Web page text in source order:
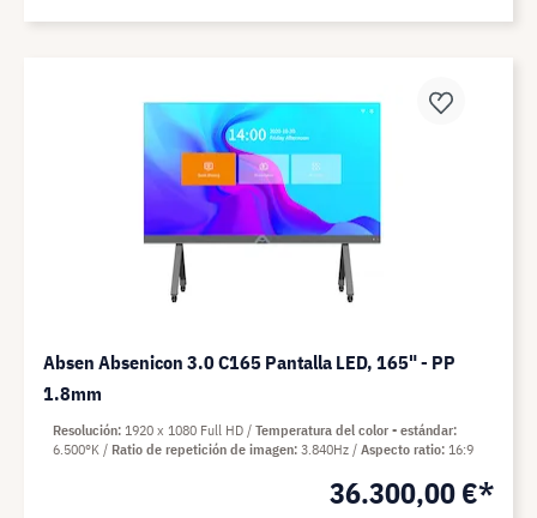
Absen Absenicon 3.0 C165 Pantalla LED, 165" - PP
1.8mm
36.300,00 €*
Resolución 1920 x 1080 Full HD
Temperatura del color - estándar
6.500°K
Ratio de repetición de imagen 3.840Hz Aspecto ratio 16:9